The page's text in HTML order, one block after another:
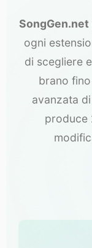
SongGen.net
ogni
di scegliere
brano
avanzata di
produce